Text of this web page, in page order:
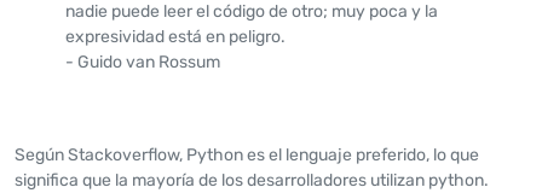
nadie puede leer el código de otro; muy poca y la
expresividad está en peligro.
- Guido van Rossum
Según Stackoverflow, Python es el lenguaje preferido, lo que
significa que la mayoría de los desarrolladores utilizan python.